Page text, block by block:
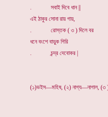
. সবাই দিবে ধান ||
এই ঠাকুর সোনা রায় গায়,
. রোস্তক ( ৩ ) দিলে বর
ধনে বংশে বাড়ুক গিরি
. চন্দ্র দেবোকর |
(১)ভইস—মহিষ, (২) নাগ্য—নাগাল,